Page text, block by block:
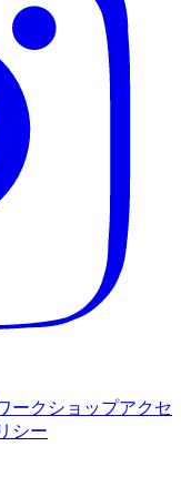
ークショップアクセ
シー